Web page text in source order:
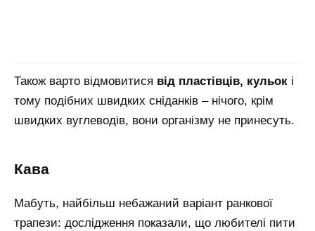
Також варто відмовитися від пластівців, кульок і
тому подібних швидких сніданків – нічого, крім
швидких вуглеводів, вони організму не принесуть.
кава
Мабуть, найбільш небажаний варіант ранкової
трапези: дослідження показали, що любителі пити